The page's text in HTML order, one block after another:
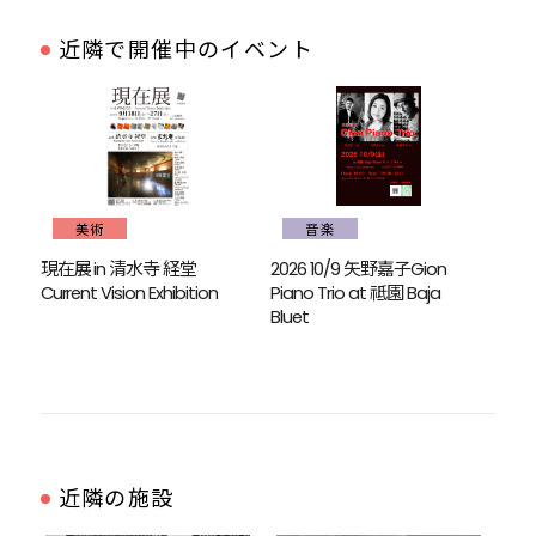
近隣で開催中のイベント
美術
現在展 in 清水寺 経堂
Current Vision Exhibition
音楽
2026 10/9 矢野嘉子Gion
Piano Trio at 祗園 Baja
Bluet
近隣の施設